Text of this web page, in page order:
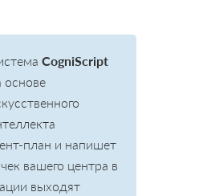
CogniScript
основе
план и напишет
вашего центра в
выходят